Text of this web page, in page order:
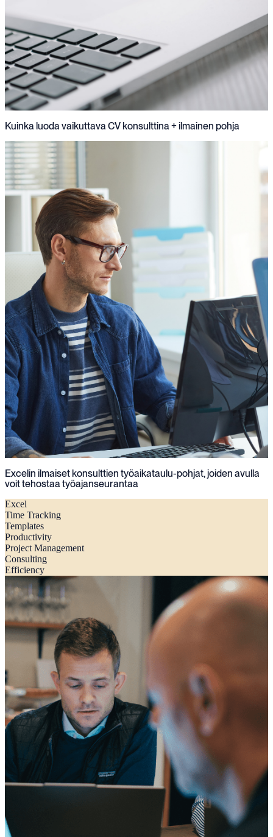
Kuinka luoda vaikuttava CV konsulttina + ilmainen pohja
Excelin ilmaiset konsulttien työaikataulu-pohjat, joiden avulla
voit tehostaa työajanseurantaa
Excel
Time Tracking
Templates
Productivity
Project Management
Consulting
Efficiency